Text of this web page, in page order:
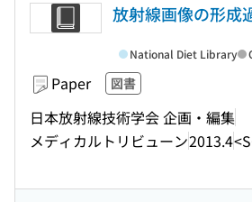
放射線画像の形成
Paper 図書
日本放射線技術学会 企画・編集
メディカルトリビューン2013.4
National Diet Library